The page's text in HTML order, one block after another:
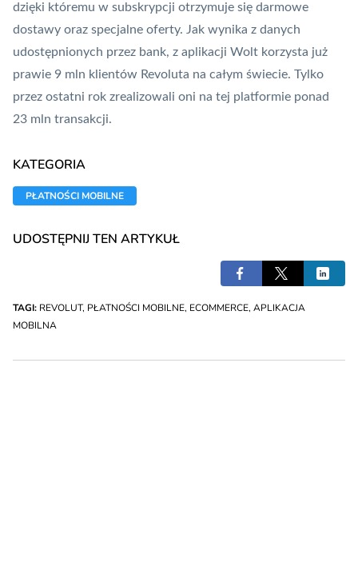
dzięki któremu w subskrypcji otrzymuje się darmowe
dostawy oraz specjalne oferty. Jak wynika z danych
udostępnionych przez bank, z aplikacji Wolt korzysta już
prawie 9 mln klientów Revoluta na całym świecie. Tylko
przez ostatni rok zrealizowali oni na tej platformie ponad
23 mln transakcji.
KATEGORIA
PŁATNOŚCI MOBILNE
UDOSTĘPNIJ TEN ARTYKUŁ
TAGI: REVOLUT, PŁATNOŚCI MOBILNE, ECOMMERCE, APLIKACJA
MOBILNA